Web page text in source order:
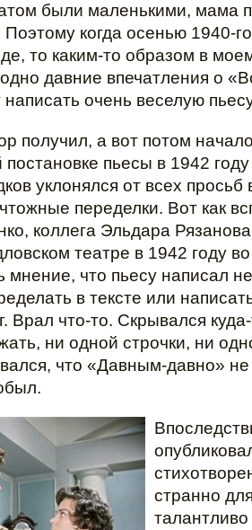
были маленькими, мама
когда осенью 1940-
то каким-то образом в
давние впечатления о
написать очень веселую
получил, а вот потом
пьесы в 1942
уклонялся от всех просьб
переделки. Вот как
коллега Эльдара
театре в 1942 году
мнение, что пьесу написал
в тексте или
Врал что-то. Скрывался
ни одной строчки, ни
что «Давным-давно»
странно